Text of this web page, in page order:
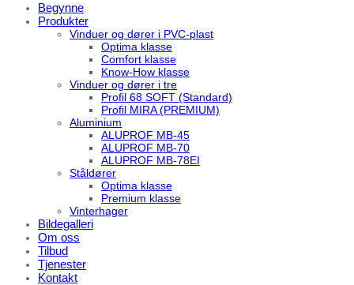
Begynne
Produkter
Vinduer og dører i PVC-plast
Optima klasse
Comfort klasse
Know-How klasse
Vinduer og dører i tre
Profil 68 SOFT (Standard)
Profil MIRA (PREMIUM)
Aluminium
ALUPROF MB-45
ALUPROF MB-70
ALUPROF MB-78EI
Ståldører
Optima klasse
Premium klasse
Vinterhager
Bildegalleri
Om oss
Tilbud
Tjenester
Kontakt